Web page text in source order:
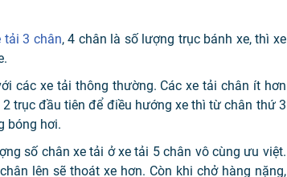
tải 3 chân, 4 chân là số lượng trục bánh xe, thì xe
các xe tải thông thường. Các xe tải chân ít hơn
trục đầu tiên để điều hướng xe thì từ chân thứ 3
bóng hơi.
số chân xe tải ở xe tải 5 chân vô cùng ưu việt.
lên sẽ thoát xe hơn. Còn khi chở hàng nặng,